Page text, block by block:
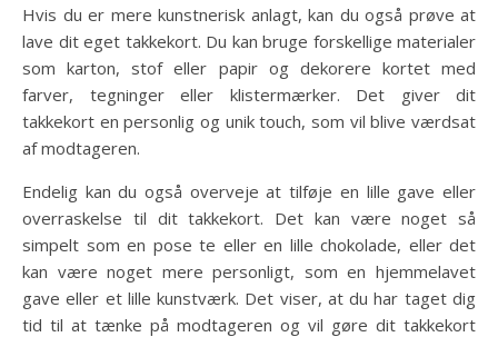
Hvis du er mere kunstnerisk anlagt, kan du også prøve at
lave dit eget takkekort. Du kan bruge forskellige materialer
som karton, stof eller papir og dekorere kortet med
farver, tegninger eller klistermærker. Det giver dit
takkekort en personlig og unik touch, som vil blive værdsat
af modtageren.
Endelig kan du også overveje at tilføje en lille gave eller
overraskelse til dit takkekort. Det kan være noget så
simpelt som en pose te eller en lille chokolade, eller det
kan være noget mere personligt, som en hjemmelavet
gave eller et lille kunstværk. Det viser, at du har taget dig
tid til at tænke på modtageren og vil gøre dit takkekort